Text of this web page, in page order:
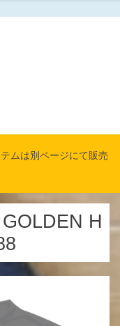
ムは別ページにて販売
H